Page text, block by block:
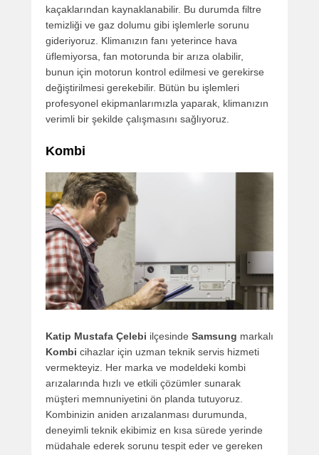
kaçaklarından kaynaklanabilir. Bu durumda filtre
temizliği ve gaz dolumu gibi işlemlerle sorunu
gideriyoruz. Klimanızın fanı yeterince hava
üflemiyorsa, fan motorunda bir arıza olabilir,
bunun için motorun kontrol edilmesi ve gerekirse
değiştirilmesi gerekebilir. Bütün bu işlemleri
profesyonel ekipmanlarımızla yaparak, klimanızın
verimli bir şekilde çalışmasını sağlıyoruz.
Kombi
Katip Mustafa Çelebi ilçesinde Samsung markalı
Kombi cihazlar için uzman teknik servis hizmeti
vermekteyiz. Her marka ve modeldeki kombi
arızalarında hızlı ve etkili çözümler sunarak
müşteri memnuniyetini ön planda tutuyoruz.
Kombinizin aniden arızalanması durumunda,
deneyimli teknik ekibimiz en kısa sürede yerinde
müdahale ederek sorunu tespit eder ve gereken